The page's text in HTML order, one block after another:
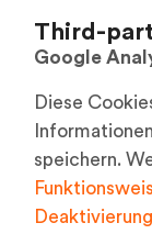
Third-
Google
Diese
speichern.
Deaktivierung